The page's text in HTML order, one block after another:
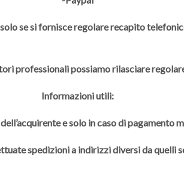
se si fornisce regolare recapito
professionali possiamo rilasciare
Informazioni utili:
e solo in caso di pagamento
spedizioni a indirizzi diversi da quelli